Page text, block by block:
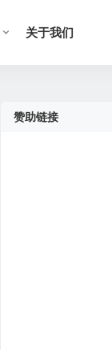
关于我们
赞助链接